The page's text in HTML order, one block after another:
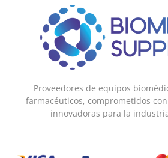
Proveedores de equipos
farmacéuticos, comprometidos
innovadoras para la